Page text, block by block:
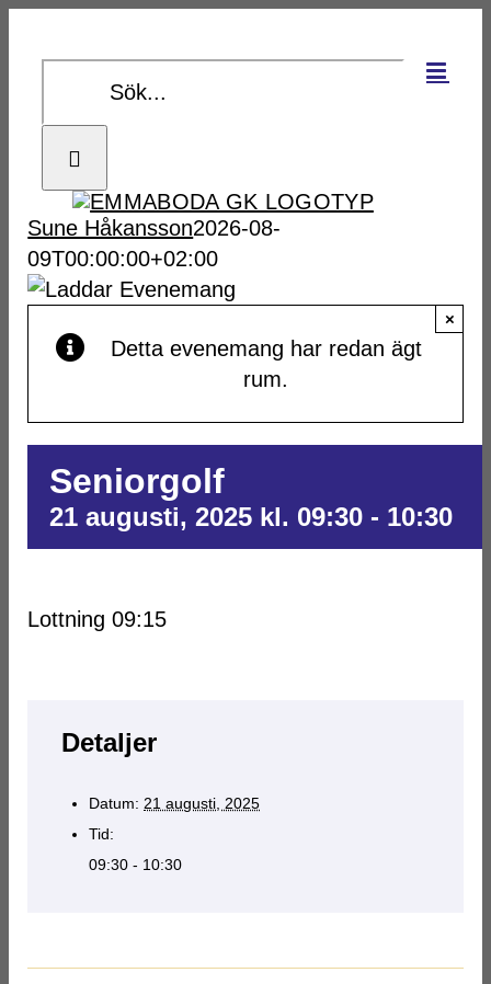
Sune Håkansson2026-08-
09T00:00:00+02:00
Detta evenemang har redan ägt
rum.
×
Seniorgolf
21 augusti, 2025 kl. 09:30 - 10:30
Lottning 09:15
Detaljer
Datum: 21 augusti, 2025
Tid:
09:30 - 10:30